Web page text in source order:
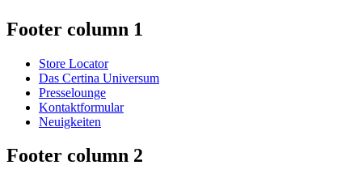
Footer column 1
Store Locator
Das Certina Universum
Presselounge
Kontaktformular
Neuigkeiten
Footer column 2